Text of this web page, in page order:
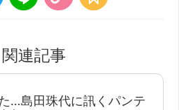
関連記事
…島田珠代に訊くパンテ